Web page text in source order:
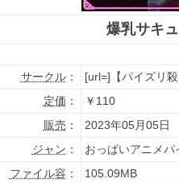
爆乳サキ
サークル：
[url=]【パイズリ
定価 ：
￥110
販売 ：
2023年05月05日
ジャン ：
おっぱいアニメ
ファイル容 ：
105.09MB